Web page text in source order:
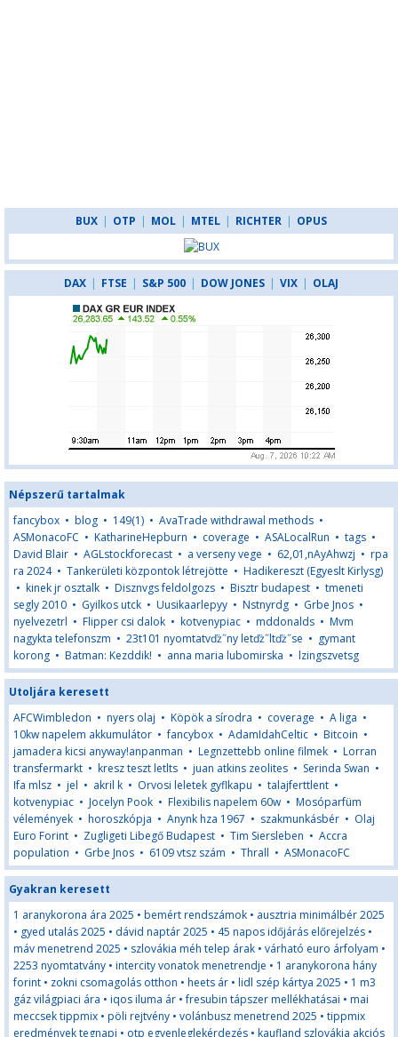
BUX | OTP | MOL | MTEL | RICHTER | OPUS
DAX | FTSE | S&P 500 | DOW JONES | VIX | OLAJ
Népszerű tartalmak
fancybox • blog • 149(1) • AvaTrade withdrawal methods •
ASMonacoFC • KatharineHepburn • coverage • ASALocalRun • tags •
David Blair • AGLstockforecast • a verseny vege • 62,01,nAyAhwzj • rpa
ra 2024• Tankerületi központok létrejötte • Hadikereszt (Egyeslt Kirlysg)
• kinek jr osztalk • Disznvgs feldolgozs • Bisztr budapest • tmeneti
segly 2010 • Gyilkos utck • Uusikaarlepyy • Nstnyrdg • Grbe Jnos •
nyelvezetrl • Flipper csi dalok • kotvenypiac • mddonalds • Mvm
nagykta telefonszm • 23t101 nyomtatvďż˝ny letďż˝ltďż˝se • gymant
korong • Batman: Kezddik! • anna maria lubomirska • lzingszvetsg
Utoljára keresett
AFCWimbledon • nyers olaj • Köpök a sírodra • coverage • A liga •
10kw napelem akkumulátor •fancybox • AdamIdahCeltic • Bitcoin •
jamadera kicsi anyway!anpanman • Legnzettebb online filmek • Lorran
transfermarkt • kresz teszt letlts • juan atkins zeolites • Serinda Swan •
Ifa mlsz • jel • akril k • Orvosi leletek gyflkapu • talajferttlent •
kotvenypiac • Jocelyn Pook • Flexibilis napelem 60w • Mosóparfüm
vélemények • horoszkópja • Anynk hza 1967 • szakmunkásbér • Olaj
Euro Forint • Zugligeti Libegő Budapest • Tim Siersleben • Accra
population • Grbe Jnos • 6109 vtsz szám • Thrall • ASMonacoFC
Gyakran keresett
1 aranykorona ára 2025 • bemért rendszámok • ausztria minimálbér 2025
• gyed utalás 2025 • dávid naptár 2025 • 45 napos időjárás előrejelzés •
máv menetrend 2025 • szlovákia méh telep árak • várható euro árfolyam •
2253 nyomtatvány • intercity vonatok menetrendje • 1 aranykorona hány
forint • zokni csomagolás otthon • heets ár • lidl szép kártya 2025 • 1 m3
gáz világpiaci ára • iqos iluma ár •fresubin tápszer mellékhatásai • mai
meccsek tippmix • pöli rejtvény • volánbusz menetrend 2025 • tippmix
eredmények tegnapi • otp egyenleglekérdezés • kaufland szlovákia akciós